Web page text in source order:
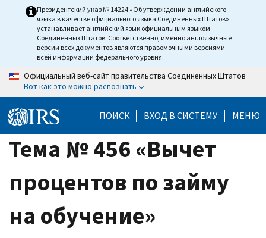
Президентский указ № 14224 «Об утверждении английского
языка в качестве официального языка Соединенных Штатов»
устанавливает английский язык официальным языком
Соединенных Штатов. Соответственно, именно англоязычные
версии всех документов являются правомочными версиями
всей информации федерального уровня.
Официальный веб-сайт правительства Соединенных Штатов
Вот как это можно распознать
ПОИСК ВХОД В СИСТЕМУ МЕНЮ
Тема № 456 «Вычет
процентов по займу
на обучение»